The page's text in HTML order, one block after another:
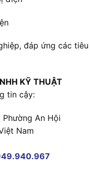
đáp ứng các
KỸ THUẬT
tin cậy:
An Hội
Nam